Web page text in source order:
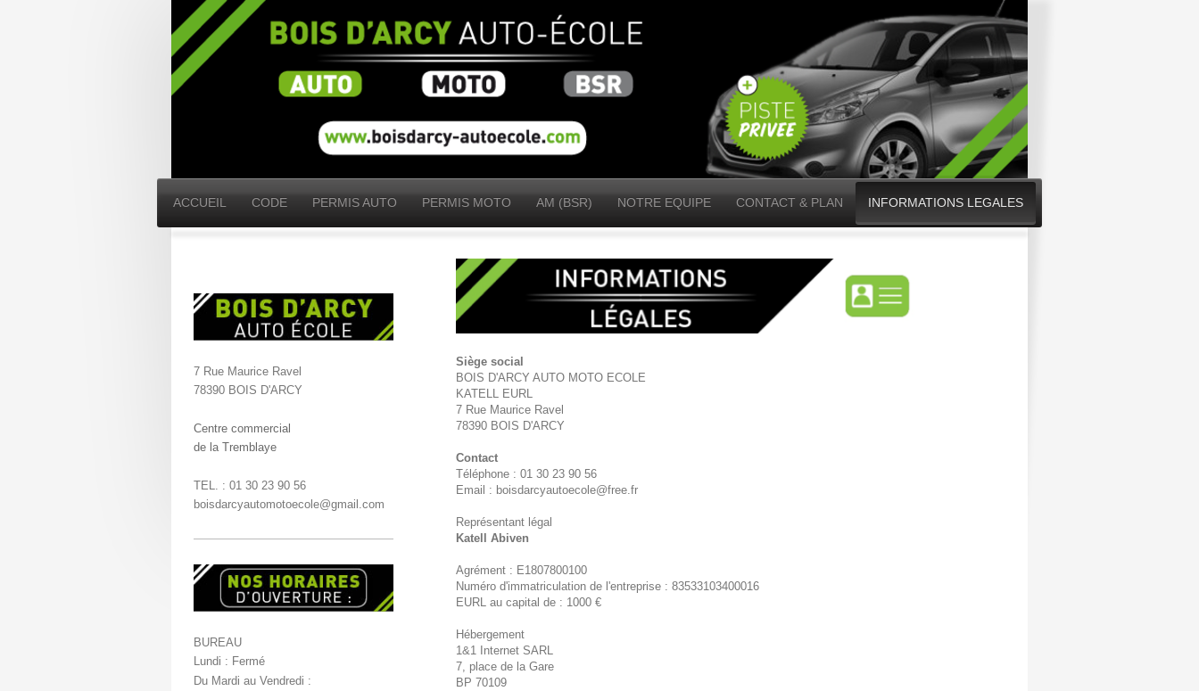
ACCUEIL CODE PERMIS AUTO PERMIS MOTO AM (BSR) NOTRE EQUIPE CONTACT & PLAN INFORMATIONS LEGALES
Siège social
BOIS D'ARCY AUTO MOTO ECOLE
KATELL EURL
7 Rue Maurice Ravel
78390 BOIS D'ARCY
Contact
Téléphone : 01 30 23 90 56
Email : boisdarcyautoecole@free.fr
Représentant légal
Katell Abiven
Agrément : E1807800100
Numéro d'immatriculation de l'entreprise : 83533103400016
EURL au capital de : 1000 €
Hébergement
1&1 Internet SARL
7, place de la Gare
BP 70109
7 Rue Maurice Ravel
78390 BOIS D'ARCY
Centre commercial
de la Tremblaye
TEL. : 01 30 23 90 56
boisdarcyautomotoecole@gmail.com
BUREAU
Lundi : Fermé
Du Mardi au Vendredi :